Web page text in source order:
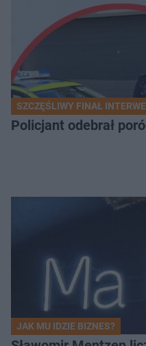
SZCZĘŚLIWY FINAŁ
Policjant odebrał
JAK MU IDZIE BIZNES?